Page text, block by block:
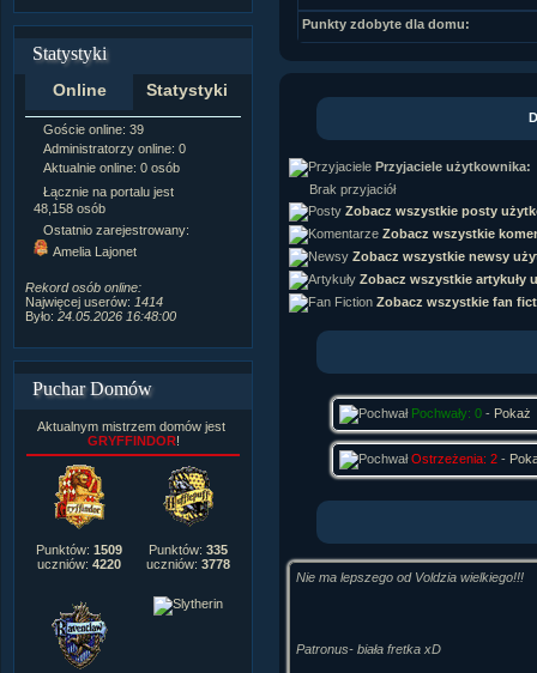
Statystyki
Online Statystyki
Goście online: 39
Administratorzy online: 0
Aktualnie online: 0 osób
Łącznie na portalu jest
48,158 osób
Ostatnio zarejestrowany:
Amelia Lajonet
Rekord osób online:
Najwięcej userów: 1414
Było: 24.05.2026 16:48:00
Napisanych artykułów:
Zdjęć w galerii:21,490
Tematów na forum:3,921
Postów na forum:319,637
Komentarzy do materiałów:
222,019
Rozdanych pochwał:3,327
Wlepionych ostrzeżeń:4,170
Puchar Domów
Aktualnym mistrzem domów jest
GRYFFINDOR!
Punktów: 1509
uczniów: 4220
Punktów: 335
uczniów: 3778
Punkty zdobyte dla domu:
Przyjaciele użytkownika:
Brak przyjaciół
Zobacz wszystkie posty
Zobacz wszystkie
Zobacz wszystkie newsy
Zobacz wszystkie artykuły
Zobacz wszystkie fan
Pochwały: 0- Pokaż
Ostrzeżenia: 2-
Nie ma lepszego od Voldzia wielkiego!!!
Patronus- biała fretka xD